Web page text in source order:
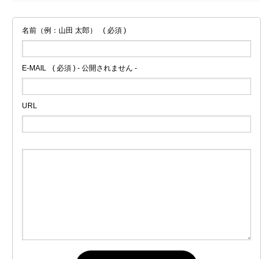
名前（例：山田 太郎） ( 必須 )
E-MAIL ( 必須 ) - 公開されません -
URL